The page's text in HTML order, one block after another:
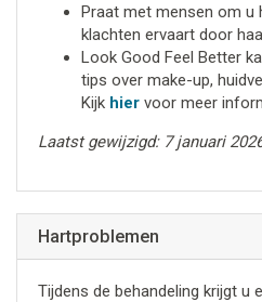
Praat met mensen om u
klachten ervaart door
Look Good Feel Better
tips over make-up,
Kijk hiervoor meer
Laatst gewijzigd: 7 januari
Hartproblemen
Tijdens de behandeling krijgt u